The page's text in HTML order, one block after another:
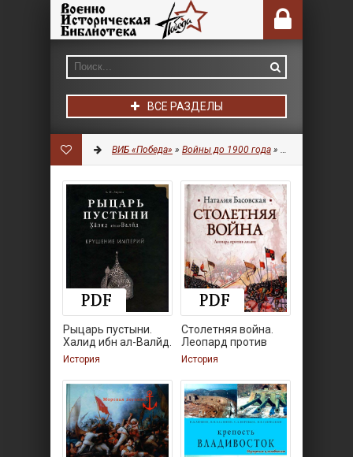
ВСЕ РАЗДЕЛЫ
ВИБ «Победа» » Войны до 1900 года » Страница 6
Рыцарь пустыни.
Халид ибн ал-Валйд.
История
Столетняя война.
Леопард против
лилии
История